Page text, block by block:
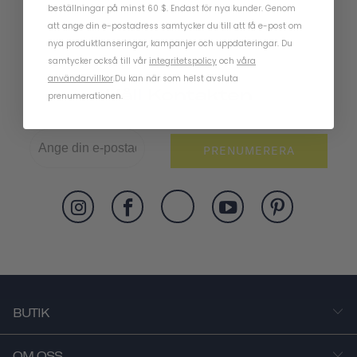
Håll Kontakten
PRENUMERERA
BUTIK
beställningar på minst 60 $. Endast för nya kunder. Genom
att ange din e-postadress samtycker du till att få e-post om
nya produktlanseringar, kampanjer och uppdateringar. Du
samtycker också till vår integritetspolicy och våra
användarvillkor.Du kan när som helst avsluta
prenumerationen.